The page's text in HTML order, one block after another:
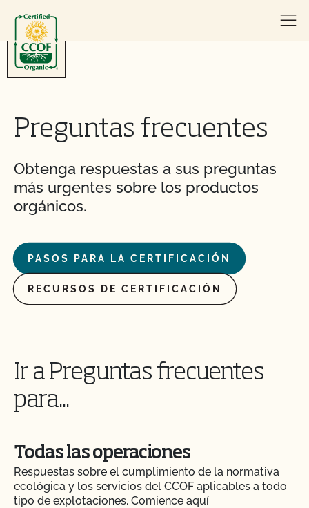
Preguntas frecuentes
Obtenga respuestas a sus preguntas
más urgentes sobre los productos
orgánicos.
PASOS PARA LA CERTIFICACIÓN
RECURSOS DE CERTIFICACIÓN
Ir a Preguntas frecuentes
para...
Todas las operaciones
Respuestas sobre el cumplimiento de la normativa
ecológica y los servicios del CCOF aplicables a todo
tipo de explotaciones. Comience aquí